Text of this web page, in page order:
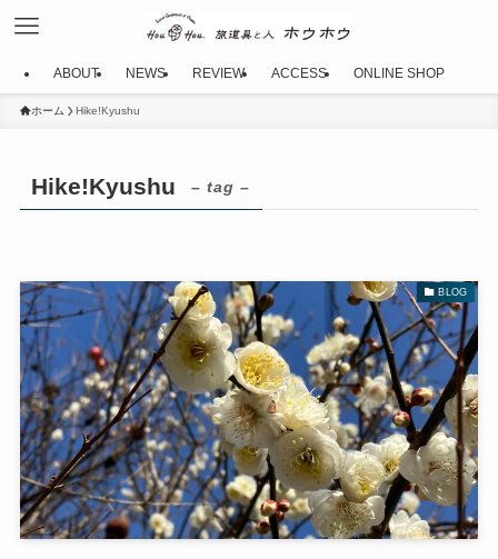
ABOUT NEWS REVIEW ACCESS ONLINE SHOP
ホーム Hike!Kyushu
Hike!Kyushu – tag –
BLOG